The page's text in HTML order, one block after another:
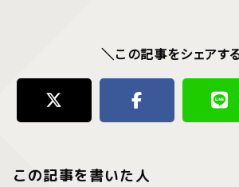
＼この記事をシェアす
この記事を書いた人